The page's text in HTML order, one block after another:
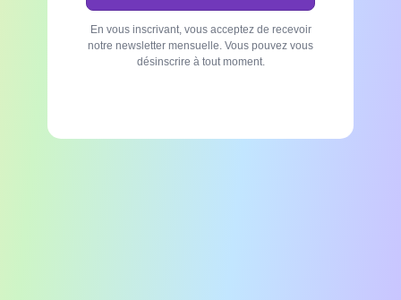
En vous inscrivant, vous acceptez de recevoir
notre newsletter mensuelle. Vous pouvez vous
désinscrire à tout moment.